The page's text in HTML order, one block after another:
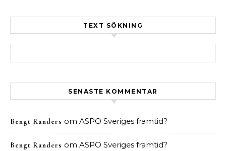
TEXT SÖKNING
SENASTE KOMMENTAR
Bengt Randers om ASPO Sveriges framtid?
Bengt Randers om ASPO Sveriges framtid?